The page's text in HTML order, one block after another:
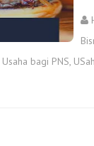
Usaha bagi PNS,